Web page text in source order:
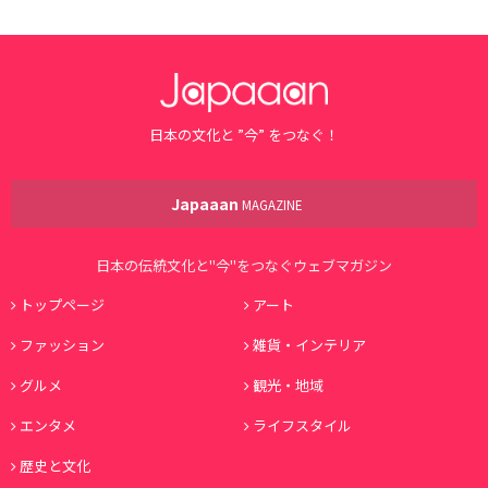
日本の文化と ”今” をつなぐ！
Japaaan MAGAZINE
日本の伝統文化と"今"をつなぐウェブマガジン
トップページ
アート
ファッション
雑貨・インテリア
グルメ
観光・地域
エンタメ
ライフスタイル
歴史と文化